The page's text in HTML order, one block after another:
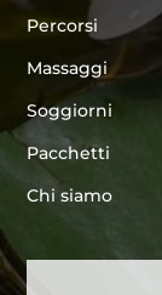
Percorsi
Massaggi
Soggiorni
Pacchetti
Chi siamo